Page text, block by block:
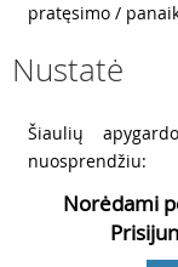
pratęsimo /
Nustatė
Šiaulių
nuosprendžiu:
Norėdami